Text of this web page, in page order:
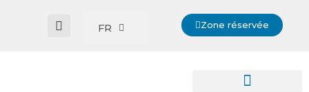
FR Zone réservée